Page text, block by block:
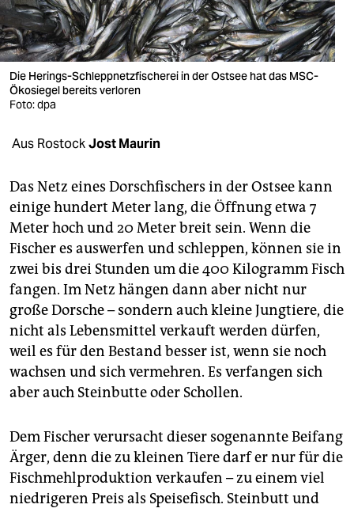
wahrheit
verlag
verlag
shop
fragen & hilfe
unterstützen
abo
genossenschaft
epaper login
Die Herings-Schleppnetzfischerei in der Ostsee hat das MSC-
Ökosiegel bereits verloren
Foto: dpa
Aus RostockJost Maurin
Das Netz eines Dorschfischers in der Ostsee kann
einige hundert Meter lang, die Öffnung etwa 7
Meter hoch und 20 Meter breit sein. Wenn die
Fischer es auswerfen und schleppen, können sie in
zwei bis drei Stunden um die 400 Kilogramm Fisch
fangen. Im Netz hängen dann aber nicht nur
große Dorsche – sondern auch kleine Jungtiere, die
nicht als Lebensmittel verkauft werden dürfen,
weil es für den Bestand besser ist, wenn sie noch
wachsen und sich vermehren. Es verfangen sich
aber auch Steinbutte oder Schollen.
Dem Fischer verursacht dieser sogenannte Beifang
Ärger, denn die zu kleinen Tiere darf er nur für die
Fischmehlproduktion verkaufen – zu einem viel
niedrigeren Preis als Speisefisch. Steinbutt und